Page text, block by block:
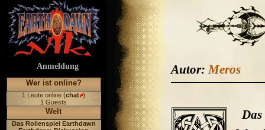
Anmeldung
Wer ist online?
1 Leute online (chat )
1 Guests
Welt
Das Rollenspiel Earthdawn
Autor:Meros
Das